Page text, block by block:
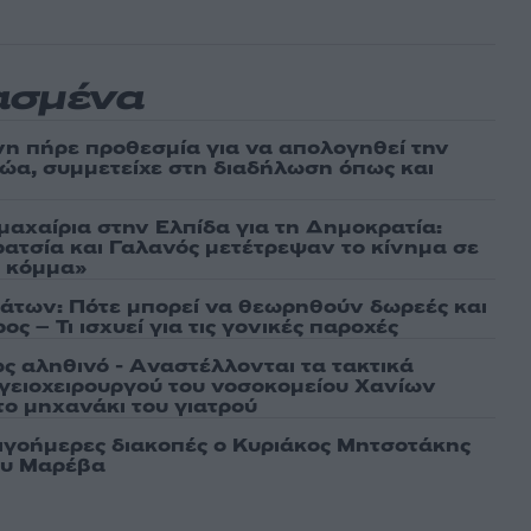
πήρε προθεσμία για να απολογηθεί την
συμμετείχε στη διαδήλωση όπως και
στην Ελπίδα για τη Δημοκρατία:
και Γαλανός μετέτρεψαν το κίνημα σε
κόμμα»
Πότε μπορεί να θεωρηθούν δωρεές και
– Τι ισχυεί για τις γονικές παροχές
αληθινό - Aναστέλλονται τα τακτικά
του νοσοκομείου Χανίων
μηχανάκι του γιατρού
διακοπές ο Κυριάκος Μητσοτάκης
Μαρέβα